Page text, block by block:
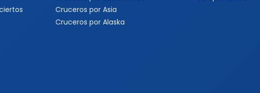
Cruceros por Asia
Cruceros por Alaska